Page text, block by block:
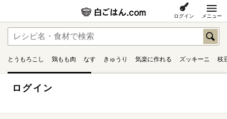
ログイン メニュー
とうもろこし 鶏もも肉 なす きゅうり 気楽に作れる ズッキーニ 枝
ログイン